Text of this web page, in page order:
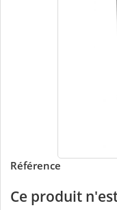
Référence
Ce produit